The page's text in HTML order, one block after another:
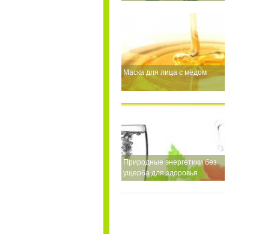
Маска для лица с мёдом
Природные энергетики без
ущерба для здоровья